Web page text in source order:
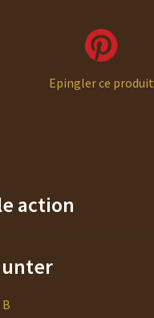
Epingler ce produit
action